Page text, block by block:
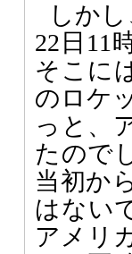
しか
22日11
そこに
のロケ
っと、
たので
当初か
はない
アメリ